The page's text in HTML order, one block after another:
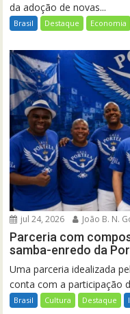
da adoção de novas...
Brasil Destaque Economia
jul 24, 2026 João B. N.
Parceria com
samba-enredo da
Uma parceria idealizada
conta com a participação
Brasil Cultura Destaque